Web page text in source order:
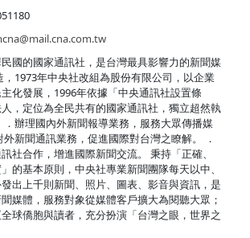
國的國家通訊社，是台灣最具影響力的新聞媒
1973年中央社改組為股份有限公司，以企業
化發展，1996年依據「中央通訊社設置條
，定位為全民共有的國家通訊社，獨立超然執
．辦理國內外新聞報導業務，服務大眾傳播媒
新聞通訊業務，促進國際對台灣之瞭解。 ．
社合作，增進國際新聞交流。 秉持「正確、
的基本原則，中央社專業新聞團隊每天以中、
出上千則新聞、照片、圖表、影音與資訊，是
媒體，服務對象從媒體客戶擴大為閱聽大眾；
球僑胞與讀者，充分扮演「台灣之眼，世界之